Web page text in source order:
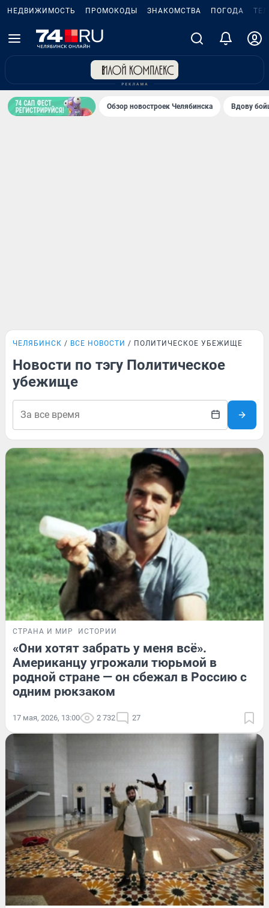
НЕДВИЖИМОСТЬ ПРОМОКОДЫ ЗНАКОМСТВА ПОГОДА
Обзор новостроек Челябинска Вдову
ЧЕЛЯБИНСК ВСЕ НОВОСТИ ПОЛИТИЧЕСКОЕ УБЕЖИЩЕ
Новости по тэгу Политическое
убежище
СТРАНА И МИР ИСТОРИИ
«Они хотят забрать у меня всё».
Американцу угрожали тюрьмой в
родной стране — он сбежал в Россию с
одним рюкзаком
17 мая, 2026, 13:00 2 732 27